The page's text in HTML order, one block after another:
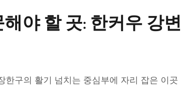
야 할 곳: 한커우 강변
한구의 활기 넘치는 중심부에 자리 잡은 이곳